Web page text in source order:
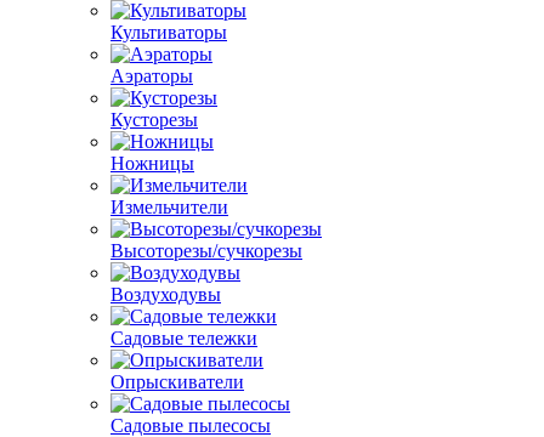
Культиваторы
Аэраторы
Кусторезы
Ножницы
Измельчители
Высоторезы/сучкорезы
Воздуходувы
Садовые тележки
Опрыскиватели
Садовые пылесосы